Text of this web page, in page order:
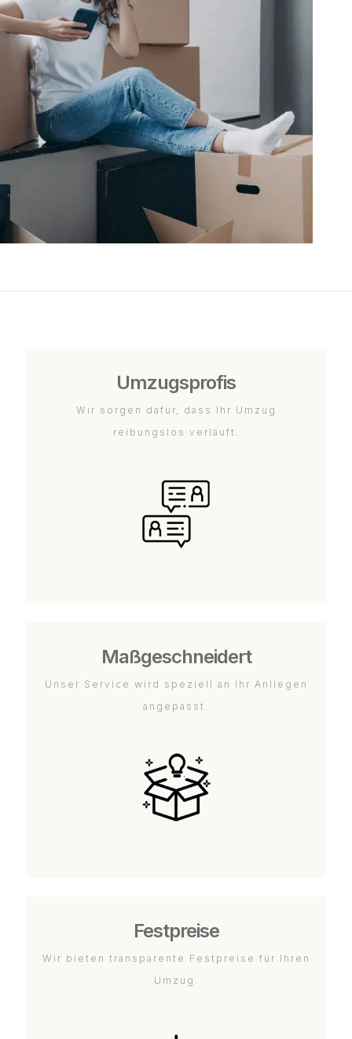
Umzugsprofis
Wir sorgen dafür, dass Ihr Umzug
reibungslos verläuft.
Maßgeschneidert
Unser Service wird speziell an Ihr Anliegen
angepasst.
Festpreise
Wir bieten transparente Festpreise für Ihren
Umzug.